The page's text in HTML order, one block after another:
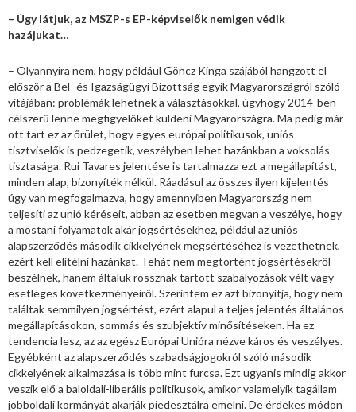
– Úgy látjuk, az MSZP-s EP-képviselők nemigen védik
hazájukat…
– Olyannyira nem, hogy például Göncz Kinga szájából hangzott el
először a Bel- és Igazságügyi Bizottság egyik Magyarországról szóló
vitájában: problémák lehetnek a választásokkal, úgyhogy 2014-ben
célszerű lenne megfigyelőket küldeni Magyarországra. Ma pedig már
ott tart ez az őrület, hogy egyes európai politikusok, uniós
tisztviselők is pedzegetik, veszélyben lehet hazánkban a voksolás
tisztasága. Rui Tavares jelentése is tartalmazza ezt a megállapítást,
minden alap, bizonyíték nélkül. Ráadásul az összes ilyen kijelentés
úgy van megfogalmazva, hogy amennyiben Magyarország nem
teljesíti az unió kéréseit, abban az esetben megvan a veszélye, hogy
a mostani folyamatok akár jogsértésekhez, például az uniós
alapszerződés második cikkelyének megsértéséhez is vezethetnek,
ezért kell elítélni hazánkat. Tehát nem megtörtént jogsértésekről
beszélnek, hanem általuk rossznak tartott szabályozások vélt vagy
esetleges következményeiről. Szerintem ez azt bizonyítja, hogy nem
találtak semmilyen jogsértést, ezért alapul a teljes jelentés általános
megállapításokon, sommás és szubjektív minősítéseken. Ha ez
tendencia lesz, az az egész Európai Unióra nézve káros és veszélyes.
Egyébként az alapszerződés szabadságjogokról szóló második
cikkelyének alkalmazása is több mint furcsa. Ezt ugyanis mindig akkor
veszik elő a baloldali-liberális politikusok, amikor valamelyik tagállam
jobboldali kormányát akarják piedesztálra emelni. De érdekes módon